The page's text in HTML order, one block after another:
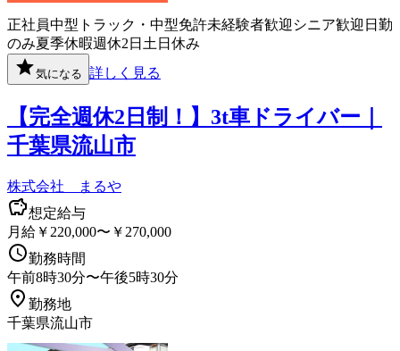
正社員中型トラック・中型免許未経験者歓迎 シニア歓迎 日勤
のみ夏季休暇週休2日 土日休み
気になる 詳しく見る
【完全週休2日制！】3t車ドライバー｜
千葉県流山市
株式会社 まるや
想定給与
月給￥220,000〜￥270,000
勤務時間
午前8時30分〜午後5時30分
勤務地
千葉県流山市